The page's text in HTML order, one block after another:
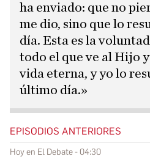
ha enviado: que no
me dio, sino que lo
día. Esta es la
todo el que ve al Hijo
vida eterna, y yo lo
último día.»
EPISODIOS ANTERIORES
Hoy en El Debate - 04:30